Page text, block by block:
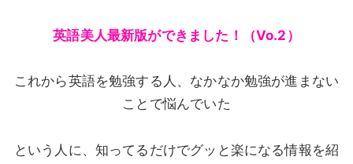
英語美人最新版ができました！（Vo.2）
これから英語を勉強する人、なかなか勉強が進まない
ことで悩んでいた
という人に、知ってるだけでグッと楽になる情報を紹